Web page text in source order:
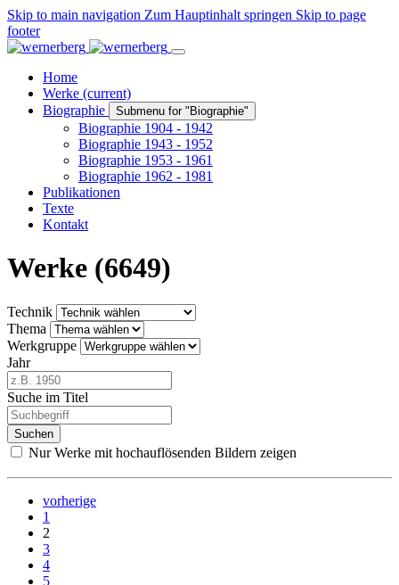
Skip to main navigation Zum Hauptinhalt springen Skip to page
footer
Home
Werke (current)
Biographie
Submenu for "Biographie"
Biographie 1904 - 1942
Biographie 1943 - 1952
Biographie 1953 - 1961
Biographie 1962 - 1981
Publikationen
Texte
Kontakt
Werke (6649)
Technik
Thema
Werkgruppe
Jahr
Suche im Titel
Nur Werke mit hochauflösenden Bildern zeigen
vorherige
1
2
3
4
5